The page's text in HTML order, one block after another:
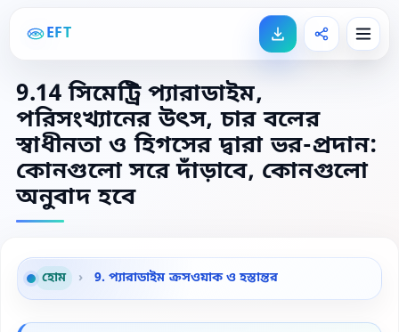
EFT
9.14 সিমেট্রি প্যারাডাইম,
পরিসংখ্যানের উৎস, চার বলের
স্বাধীনতা ও হিগসের দ্বারা ভর-প্রদান:
কোনগুলো সরে দাঁড়াবে, কোনগুলো
অনুবাদ হবে
হোম › 9. প্যারাডাইম ক্রসওয়াক ও হস্তান্তর